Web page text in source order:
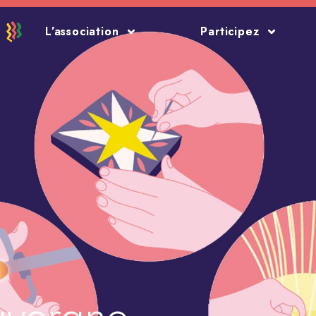
L’association Participez
L’association Participez